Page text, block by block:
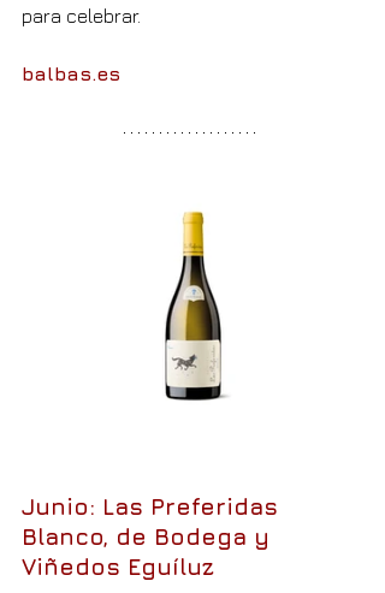
para celebrar.
balbas.es
Junio: Las Preferidas
Blanco, de Bodega y
Viñedos Eguíluz